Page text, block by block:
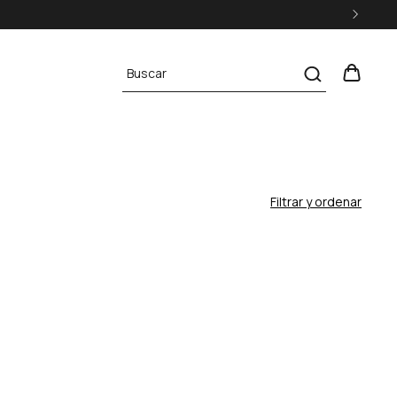
Filtrar y ordenar